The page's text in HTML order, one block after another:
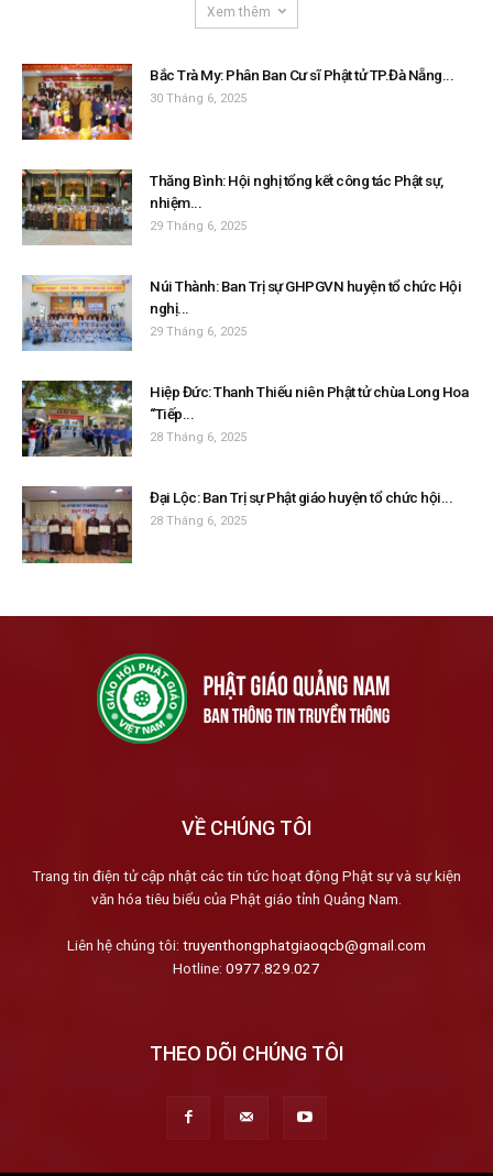
Xem thêm
Bắc Trà My: Phân Ban Cư sĩ Phật tử TP.Đà Nẵng...
30 Tháng 6, 2025
Thăng Bình: Hội nghị tổng kết công tác Phật sự,
nhiệm...
29 Tháng 6, 2025
Núi Thành: Ban Trị sự GHPGVN huyện tổ chức Hội
nghị...
29 Tháng 6, 2025
Hiệp Đức: Thanh Thiếu niên Phật tử chùa Long Hoa
“Tiếp...
28 Tháng 6, 2025
Đại Lộc: Ban Trị sự Phật giáo huyện tổ chức hội...
28 Tháng 6, 2025
VỀ CHÚNG TÔI
Trang tin điện tử cập nhật các tin tức hoạt động Phật sự và sự kiện
văn hóa tiêu biểu của Phật giáo tỉnh Quảng Nam.
Liên hệ chúng tôi: truyenthongphatgiaoqcb@gmail.com
Hotline: 0977.829.027
THEO DÕI CHÚNG TÔI